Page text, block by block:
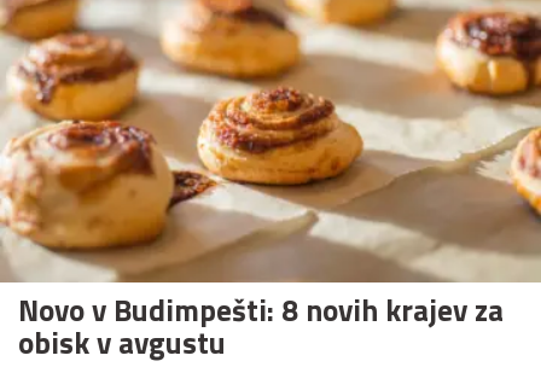
Novo v Budimpešti: 8 novih krajev za
obisk v avgustu